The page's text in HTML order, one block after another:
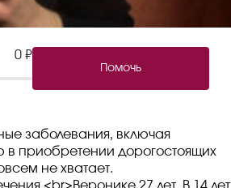
0 ₽
Помочь
заболевания, включая
приобретении дорогостоящих
не хватает.